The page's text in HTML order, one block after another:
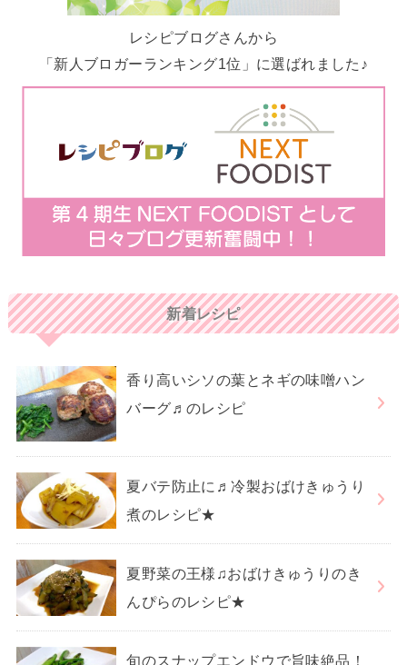
レシピブログさんから
「新人ブロガーランキング1位」に選ばれました♪
新着レシピ
香り高いシソの葉とネギの味噌ハン
バーグ♬のレシピ
夏バテ防止に♬冷製おばけきゅうり
煮のレシピ★
夏野菜の王様♫おばけきゅうりのき
んぴらのレシピ★
旬のスナップエンドウで旨味絶品！